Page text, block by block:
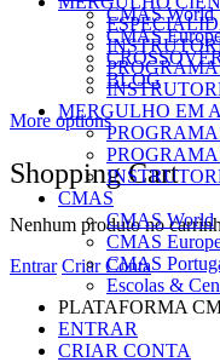
CMAS World
CMAS
BLOG
More options
Shopping Cart
Nenhum produto no
Entrar Criar Conta
MERGULHO EM
CMAS
CMAS World
CMAS
CMAS
Escolas &
PLATAFORMA
ENTRAR
CRIAR CONTA